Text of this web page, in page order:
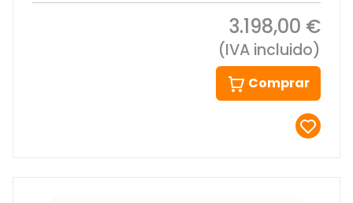
3.198,00 €
(IVA incluido)
Comprar